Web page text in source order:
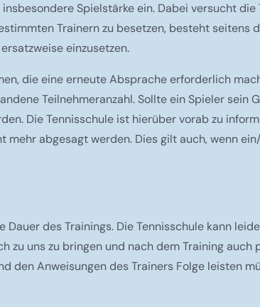
Spielstärke ein. Dabei versucht
Trainern zu besetzen, besteht seitens
einzusetzen.
die eine erneute Absprache erforderlich
Teilnehmeranzahl. Sollte ein Spieler
Die Tennisschule ist hierüber vorab zu
abgesagt werden. Dies gilt auch, wenn
des Trainings. Die Tennisschule kann
zu uns zu bringen und nach dem Training
den Anweisungen des Trainers Folge leisten